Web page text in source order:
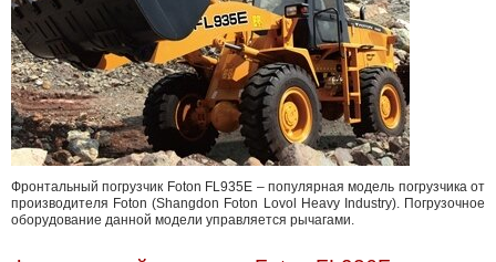
Фронтальный погрузчик Foton FL935E – популярная модель погрузчика от
производителя Foton (Shangdon Foton Lovol Heavy Industry). Погрузочное
оборудование данной модели управляется рычагами.